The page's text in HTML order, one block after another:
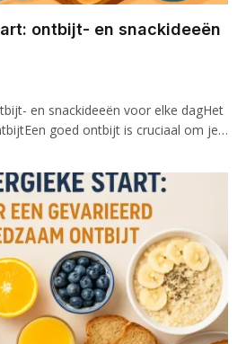
ontbijt- en snackideeën
en snackideeën voor elke dagHet
goed ontbijt is cruciaal om je…